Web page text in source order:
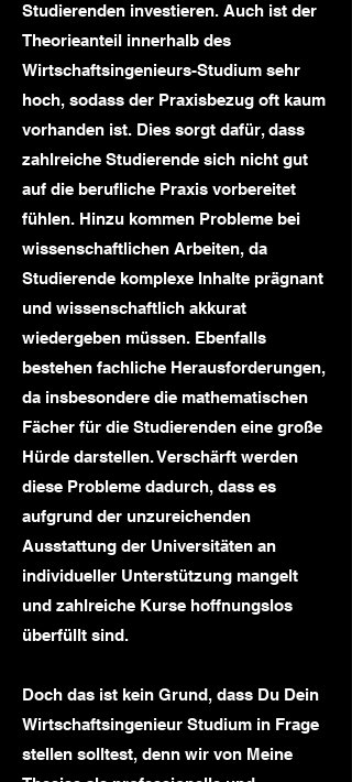
Studierenden investieren. Auch ist der
Theorieanteil innerhalb des
Wirtschaftsingenieurs-Studium sehr
hoch, sodass der Praxisbezug oft kaum
vorhanden ist. Dies sorgt dafür, dass
zahlreiche Studierende sich nicht gut
auf die berufliche Praxis vorbereitet
fühlen. Hinzu kommen Probleme bei
wissenschaftlichen Arbeiten, da
Studierende komplexe Inhalte prägnant
und wissenschaftlich akkurat
wiedergeben müssen. Ebenfalls
bestehen fachliche Herausforderungen,
da insbesondere die mathematischen
Fächer für die Studierenden eine große
Hürde darstellen. Verschärft werden
diese Probleme dadurch, dass es
aufgrund der unzureichenden
Ausstattung der Universitäten an
individueller Unterstützung mangelt
und zahlreiche Kurse hoffnungslos
überfüllt sind.
Doch das ist kein Grund, dass Du Dein
Wirtschaftsingenieur Studium in Frage
stellen solltest, denn wir von Meine